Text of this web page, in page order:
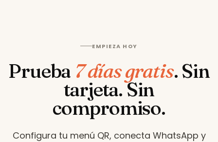
EMPIEZA HOY
Prueba 7 días gratis. Sin
tarjeta. Sin
compromiso.
Configura tu menú QR, conecta WhatsApp y